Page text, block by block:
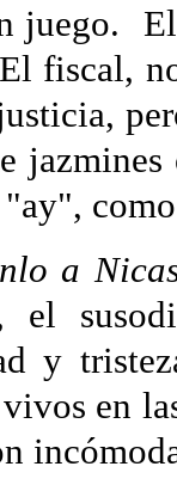
juego.
El fiscal,
a
el
y
en